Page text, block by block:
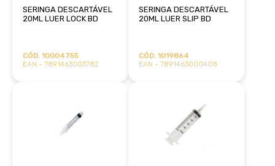
SERINGA DESCARTÁVEL
20ML LUER LOCK BD
CÓD. 10004755
EAN - 7891463003782
SERINGA DESCARTÁVEL
20ML LUER SLIP BD
CÓD. 1019864
EAN - 7891463000408